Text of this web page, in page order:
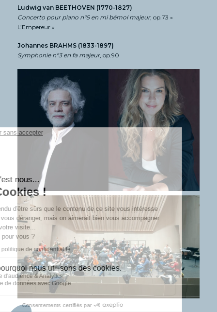
Ludwig van BEETHOVEN (1770-1827)
Concerto pour piano n°5 en mi bémol majeur, op.73 «
L’Empereur »
Johannes BRAHMS (1833-1897)
Symphonie n°3 en fa majeur, op.90